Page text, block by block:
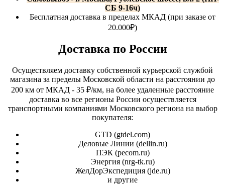
СБ 9-16ч)
Бесплатная доставка в пределах МКАД (при заказе от
20.000₽)
Доставка по России
Осуществляем доставку собственной курьерской службой
магазина за пределы Московской области на расстоянии до
200 км от МКАД - 35 ₽/км, на более удаленные расстояние
доставка во все регионы России осуществляется
транспортными компаниями Московского региона на выбор
покупателя:
GTD (gtdel.com)
Деловые Линии (dellin.ru)
ПЭК (pecom.ru)
Энергия (nrg-tk.ru)
ЖелДорЭкспедиция (jde.ru)
и другие